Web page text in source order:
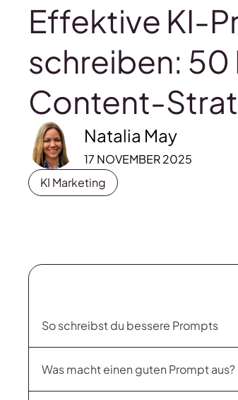
Effektive KI-
schreiben: 50
Content-
Natalia May
17 NOVEMBER 2025
KI Marketing
So schreibst du bessere Prompts
Was macht einen guten Prompt aus?